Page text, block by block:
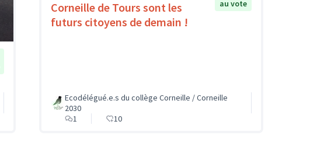
Corneille de Tours sont les
futurs citoyens de demain !
au vote
Ecodélégué.e.s du collège Corneille / Corneille
2030
1
10